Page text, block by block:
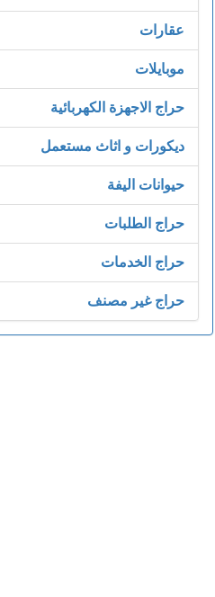
عقارات
موبايلات
حراج الاجهزة الكهربائية
ديكورات و اثاث مستعمل
حيوانات اليفة
حراج الطلبات
حراج الخدمات
حراج غير مصنف